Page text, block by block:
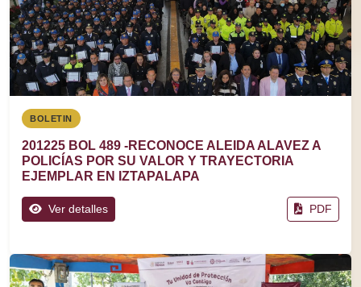
BOLETIN
201225 BOL 489 -RECONOCE ALEIDA ALAVEZ A
POLICÍAS POR SU VALOR Y TRAYECTORIA
EJEMPLAR EN IZTAPALAPA
Ver detalles PDF